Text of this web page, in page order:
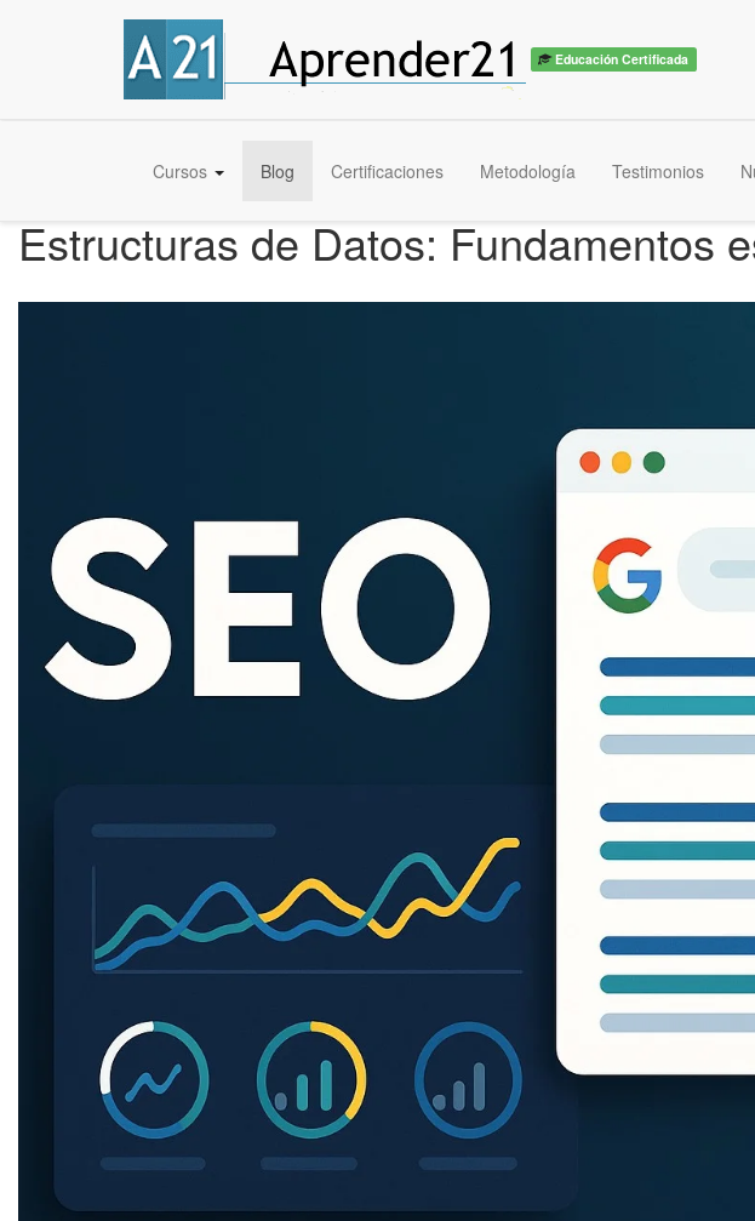
Educación Certificada
Cursos Blog Certificaciones Metodología Testimonios
Estructuras de Datos: Fundamentos